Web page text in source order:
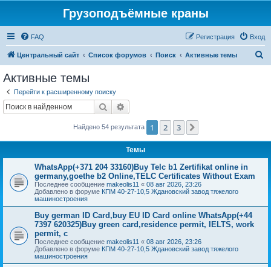
Грузоподъёмные краны
FAQ Вход
Регистрация
Центральный сайт Список форумов Поиск Активные темы
Активные темы
Перейти к расширенному поиску
Поиск
Найдено 54 результата 1 2 3
Темы
WhatsApp(+371 204 33160)Buy Telc b1 Zertifikat online in
germany,goethe b2 Online,TELC Certificates Without Exam
Последнее сообщение makeolis11 « 08 авг 2026, 23:26
Добавлено в форуме КПМ 40-27-10,5 Ждановский завод тяжелого
машиностроения
Buy german ID Card,buy EU ID Card online WhatsApp(+44
7397 620325)Buy green card,residence permit, IELTS, work
permit, c
Последнее сообщение makeolis11 « 08 авг 2026, 23:26
Добавлено в форуме КПМ 40-27-10,5 Ждановский завод тяжелого
машиностроения